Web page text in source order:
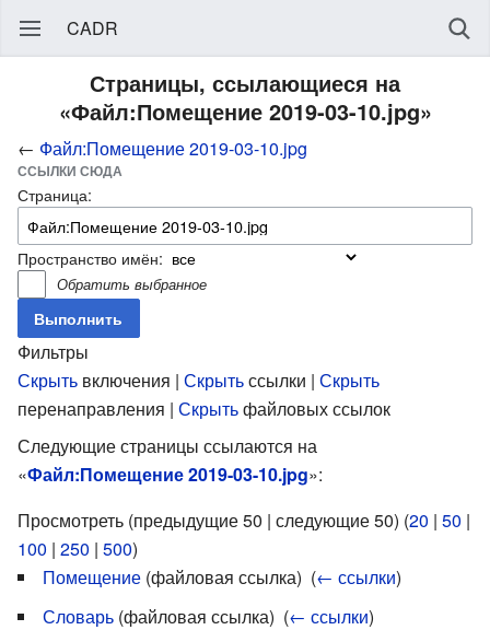
CADR
Страницы, ссылающиеся на
«Файл:Помещение 2019-03-10.jpg»
← Файл:Помещение 2019-03-10.jpg
ССЫЛКИ СЮДА
Страница:
Пространство имён:
Обратить выбранное
Фильтры
Скрыть включения | Скрытьссылки | Скрыть
перенаправления | Скрытьфайловых ссылок
Следующие страницы ссылаются на
«Файл:Помещение 2019-03-10.jpg»:
Просмотреть (предыдущие 50 | следующие 50) (20 | 50 |
100 | 250 | 500)
Помещение (файловая ссылка) ‎ (← ссылки)
Словарь (файловая ссылка) ‎ (← ссылки)